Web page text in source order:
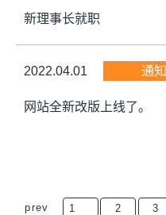
新理事长就职
2022.04.01 通知
网站全新改版上线了。
章
prev 1 2 3